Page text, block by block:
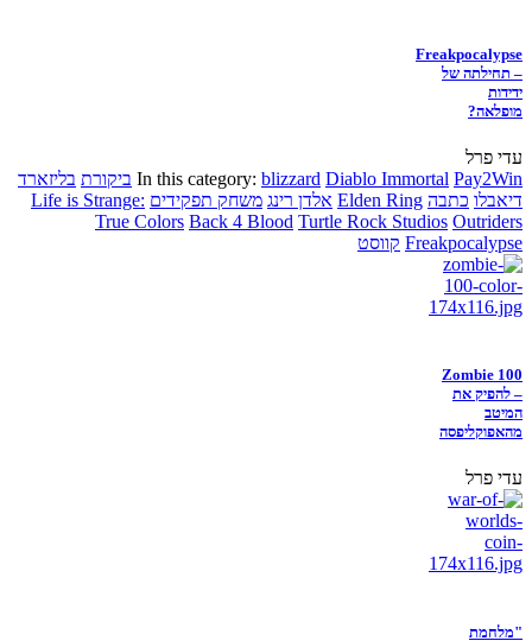
Freakpocalypse
– תחילתה של
ידידות
מופלאה?
עדי פרל
In this category: blizzard Diablo Immortal Pay2Win ביקורת בליזארד
דיאבלו כתבה Elden Ring אלדן רינג משחק תפקידים Life is Strange:
True Colors Back 4 Blood Turtle Rock Studios Outriders
Freakpocalypse קווסט
Zombie 100
– להפיק את
המיטב
מהאפוקליפסה
עדי פרל
"מלחמת